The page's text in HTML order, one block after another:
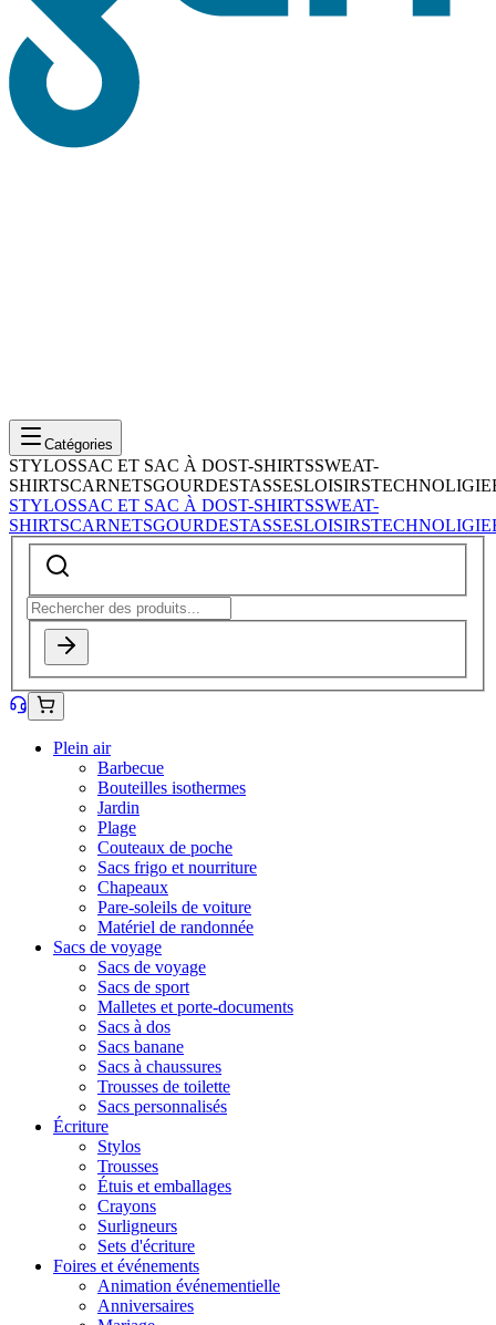
Catégories
STYLOSSAC ET SAC À DOST-SHIRTSSWEAT-
SHIRTSCARNETSGOURDESTASSESLOISIRSTECHNOLIGIE
STYLOSSAC ET SAC À DOST-SHIRTSSWEAT-
SHIRTSCARNETSGOURDESTASSESLOISIRSTECHNOLIGIE
Plein air
Barbecue
Bouteilles isothermes
Jardin
Plage
Couteaux de poche
Sacs frigo et nourriture
Chapeaux
Pare-soleils de voiture
Matériel de randonnée
Sacs de voyage
Sacs de voyage
Sacs de sport
Malletes et porte-documents
Sacs à dos
Sacs banane
Sacs à chaussures
Trousses de toilette
Sacs personnalisés
Écriture
Stylos
Trousses
Étuis et emballages
Crayons
Surligneurs
Sets d'écriture
Foires et événements
Animation événementielle
Anniversaires